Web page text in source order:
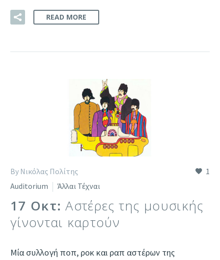
READ MORE
1
By Νικόλας Πολίτης
Auditorium
Άλλαι Τέχναι
17 Οκτ:Αστέρες της μουσικής
γίνονται καρτούν
Μία συλλογή ποπ, ροκ και ραπ αστέρων της